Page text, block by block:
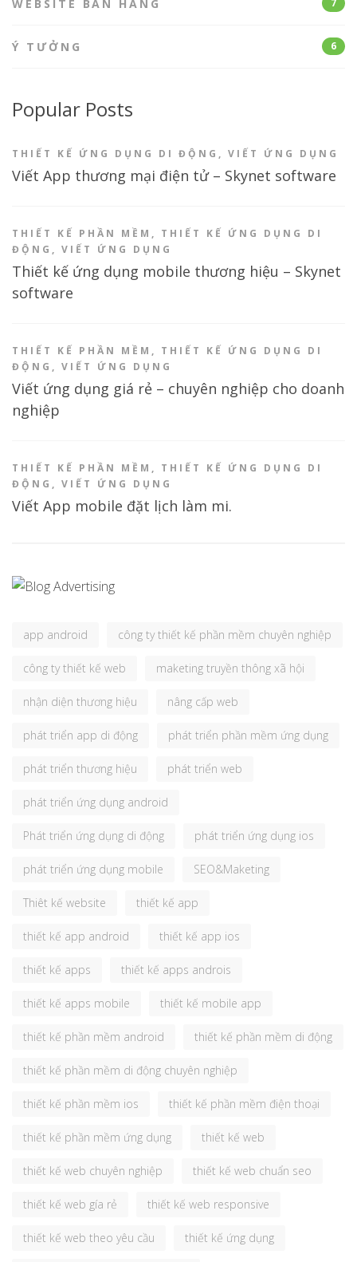
WEBSITE BÁN HÀNG 7
Ý TƯỞNG 6
Popular Posts
THIẾT KẾ ỨNG DỤNG DI ĐỘNG , VIẾT ỨNG DỤNG
Viết App thương mại điện tử – Skynet software
THIẾT KẾ PHẦN MỀM , THIẾT KẾ ỨNG DỤNG DI
ĐỘNG , VIẾT ỨNG DỤNG
Thiết kế ứng dụng mobile thương hiệu – Skynet
software
THIẾT KẾ PHẦN MỀM , THIẾT KẾ ỨNG DỤNG DI
ĐỘNG , VIẾT ỨNG DỤNG
Viết ứng dụng giá rẻ – chuyên nghiệp cho doanh
nghiệp
THIẾT KẾ PHẦN MỀM , THIẾT KẾ ỨNG DỤNG DI
ĐỘNG , VIẾT ỨNG DỤNG
Viết App mobile đặt lịch làm mi.
app android công ty thiết kế phần mềm chuyên nghiệp
công ty thiết kế web maketing truyền thông xã hội
nhận diện thương hiệu nâng cấp web
phát triển app di động phát triển phần mềm ứng dụng
phát triển thương hiệu phát triển web
phát triển ứng dụng android
Phát triển ứng dụng di động phát triển ứng dụng ios
phát triển ứng dụng mobile SEO&Maketing
Thiêt kế website thiết kế app
thiết kế app android thiết kế app ios
thiết kế apps thiết kế apps androis
thiết kế apps mobile thiết kế mobile app
thiết kế phần mềm android thiết kế phần mềm di động
thiết kế phần mềm di động chuyên nghiệp
thiết kế phần mềm ios thiết kế phần mềm điện thoại
thiết kế phần mềm ứng dụng thiết kế web
thiết kế web chuyên nghiệp thiết kế web chuẩn seo
thiết kế web gía rẻ thiết kế web responsive
thiết kế web theo yêu cầu thiết kế ứng dụng